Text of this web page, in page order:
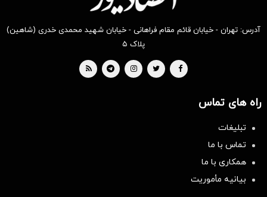
آدرس: تهران - خیابان قائم مقام فراهانی - خیابان شهید محمدی خدری (شاهین)
پلاک ۵
راه های تماس
تبلیغات
تماس با ما
همکاری با ما
بیانیه مأموریت